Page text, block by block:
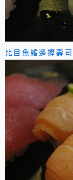
比目魚鰭邊握壽司